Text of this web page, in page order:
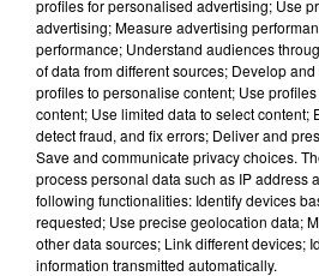
ORIA
Soiree Mondaine
profiles for personalised advertising; Use
advertising; Measure advertising
performance; Understand audiences
of data from different sources; Develop
profiles to personalise content; Use
content; Use limited data to select content;
detect fraud, and fix errors; Deliver and
Save and communicate privacy choices.
process personal data such as IP address
following functionalities: Identify devices
requested; Use precise geolocation data;
other data sources; Link different devices;
information transmitted automatically.